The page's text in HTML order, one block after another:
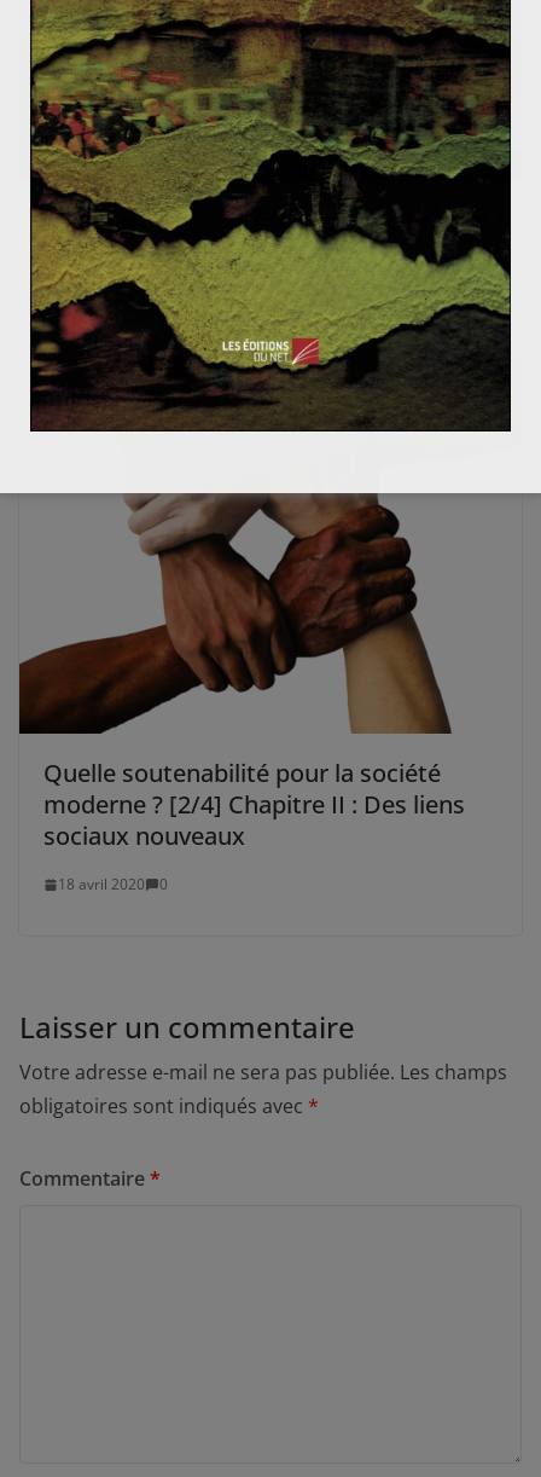
Odebrecht : le Pérou dans la tourmente
1 mai 2019 1
Quelle soutenabilité pour la société
moderne ? [2/4] Chapitre II : Des liens
sociaux nouveaux
18 avril 2020 0
Laisser un commentaire
Votre adresse e-mail ne sera pas publiée. Les champs
obligatoires sont indiqués avec *
Commentaire*